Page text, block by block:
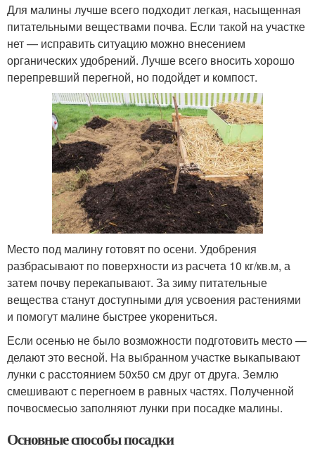
Для малины лучше всего подходит легкая, насыщенная
питательными веществами почва. Если такой на участке
нет — исправить ситуацию можно внесением
органических удобрений. Лучше всего вносить хорошо
перепревший перегной, но подойдет и компост.
Место под малину готовят по осени. Удобрения
разбрасывают по поверхности из расчета 10 кг/кв.м, а
затем почву перекапывают. За зиму питательные
вещества станут доступными для усвоения растениями
и помогут малине быстрее укорениться.
Если осенью не было возможности подготовить место —
делают это весной. На выбранном участке выкапывают
лунки с расстоянием 50х50 см друг от друга. Землю
смешивают с перегноем в равных частях. Полученной
почвосмесью заполняют лунки при посадке малины.
Основные способы посадки